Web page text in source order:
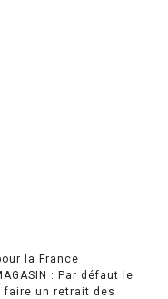
la France
: Par défaut le
un retrait des